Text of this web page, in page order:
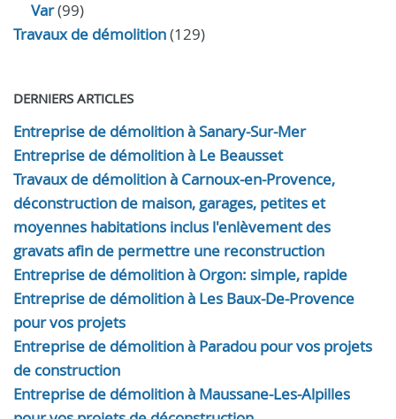
Var(99)
Travaux de démolition(129)
DERNIERS ARTICLES
Entreprise de démolition à Sanary-Sur-Mer
Entreprise de démolition à Le Beausset
Travaux de démolition à Carnoux-en-Provence,
déconstruction de maison, garages, petites et
moyennes habitations inclus l'enlèvement des
gravats afin de permettre une reconstruction
Entreprise de démolition à Orgon: simple, rapide
Entreprise de démolition à Les Baux-De-Provence
pour vos projets
Entreprise de démolition à Paradou pour vos projets
de construction
Entreprise de démolition à Maussane-Les-Alpilles